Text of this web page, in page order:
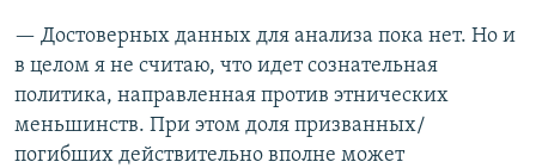
— Достоверных данных для анализа пока нет. Но и
в целом я не считаю, что идет сознательная
политика, направленная против этнических
меньшинств. При этом доля призванных/
погибших действительно вполне может